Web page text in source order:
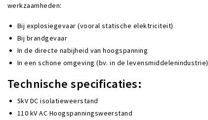
werkzaamheden:
Bij explosiegevaar (vooral statische elektriciteit)
Bij brandgevaar
In de directe nabijheid van hoogspanning
In een schone omgeving (bv. in de levensmiddelenindustrie)
Technische specificaties:
5kV DC isolatieweerstand
110 kV AC Hoogspanningsweerstand